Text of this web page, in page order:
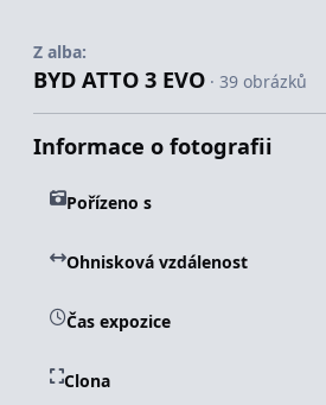
Z alba:
BYD ATTO 3 EVO · 39 obrázků
Informace o fotografii
Pořízeno s
Ohnisková vzdálenost
Čas expozice
Clona